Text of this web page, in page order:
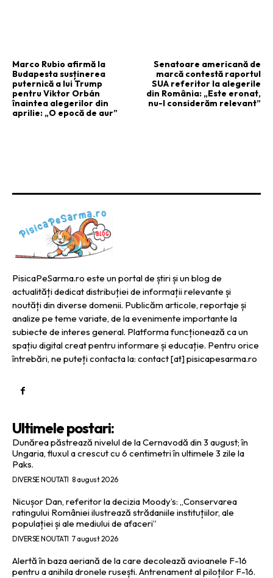
Marco Rubio afirmă la
Budapesta susținerea
puternică a lui Trump
pentru Viktor Orbán
înaintea alegerilor din
aprilie: „O epocă de aur”
Senatoare americană de
marcă contestă raportul
SUA referitor la alegerile
din România: „Este eronat,
nu-l considerăm relevant”
PisicaPeSarma.ro este un portal de știri și un blog de
actualități dedicat distribuției de informații relevante și
noutăți din diverse domenii. Publicăm articole, reportaje și
analize pe teme variate, de la evenimente importante la
subiecte de interes general. Platforma funcționează ca un
spațiu digital creat pentru informare și educație. Pentru orice
întrebări, ne puteți contacta la: contact [at] pisicapesarma.ro
Ultimele postari:
Dunărea păstrează nivelul de la Cernavodă din 3 august; în
Ungaria, fluxul a crescut cu 6 centimetri în ultimele 3 zile la
Paks.
DIVERSE NOUTATI 8 august 2026
Nicușor Dan, referitor la decizia Moody’s: „Conservarea
ratingului României ilustrează strădaniile instituțiilor, ale
populației și ale mediului de afaceri”
DIVERSE NOUTATI 7 august 2026
Alertă în baza aeriană de la care decolează avioanele F-16
pentru a anihila dronele rusești. Antrenament al piloților F-16.